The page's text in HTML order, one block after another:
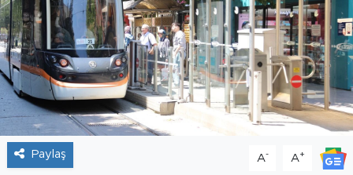
Paylaş A- A+
Tarihçe
Resmi İlanlar
Söyleşi
Foto Şaka
Teknoloji